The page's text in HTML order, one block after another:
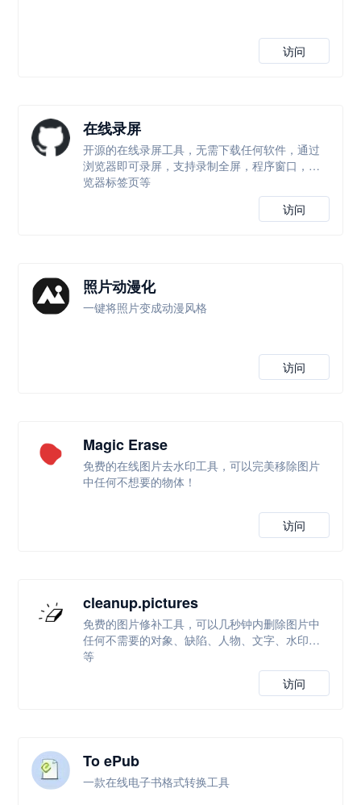
访问
在线录屏
开源的在线录屏工具，无需下载任何软件，通过
浏览器即可录屏，支持录制全屏，程序窗口，浏
览器标签页等
访问
照片动漫化
一键将照片变成动漫风格
访问
Magic Erase
免费的在线图片去水印工具，可以完美移除图片
中任何不想要的物体！
访问
cleanup.pictures
免费的图片修补工具，可以几秒钟内删除图片中
任何不需要的对象、缺陷、人物、文字、水印等
等
访问
To ePub
一款在线电子书格式转换工具